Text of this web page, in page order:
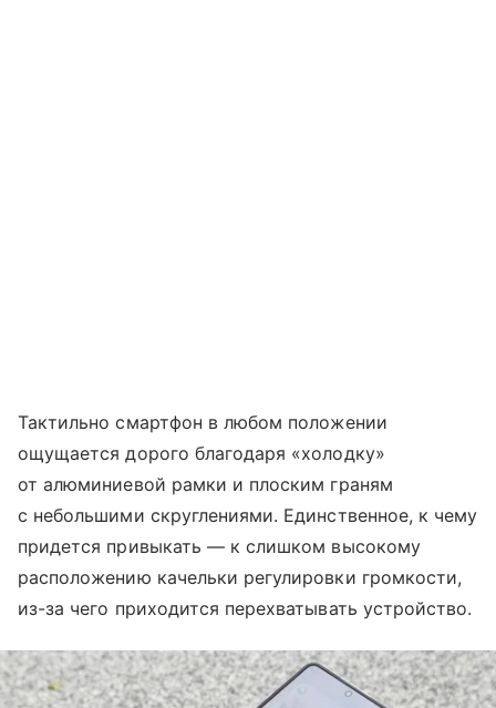
Тактильно смартфон в любом положении
ощущается дорого благодаря «холодку»
от алюминиевой рамки и плоским граням
с небольшими скруглениями. Единственное, к чему
придется привыкать — к слишком высокому
расположению качельки регулировки громкости,
из-за чего приходится перехватывать устройство.